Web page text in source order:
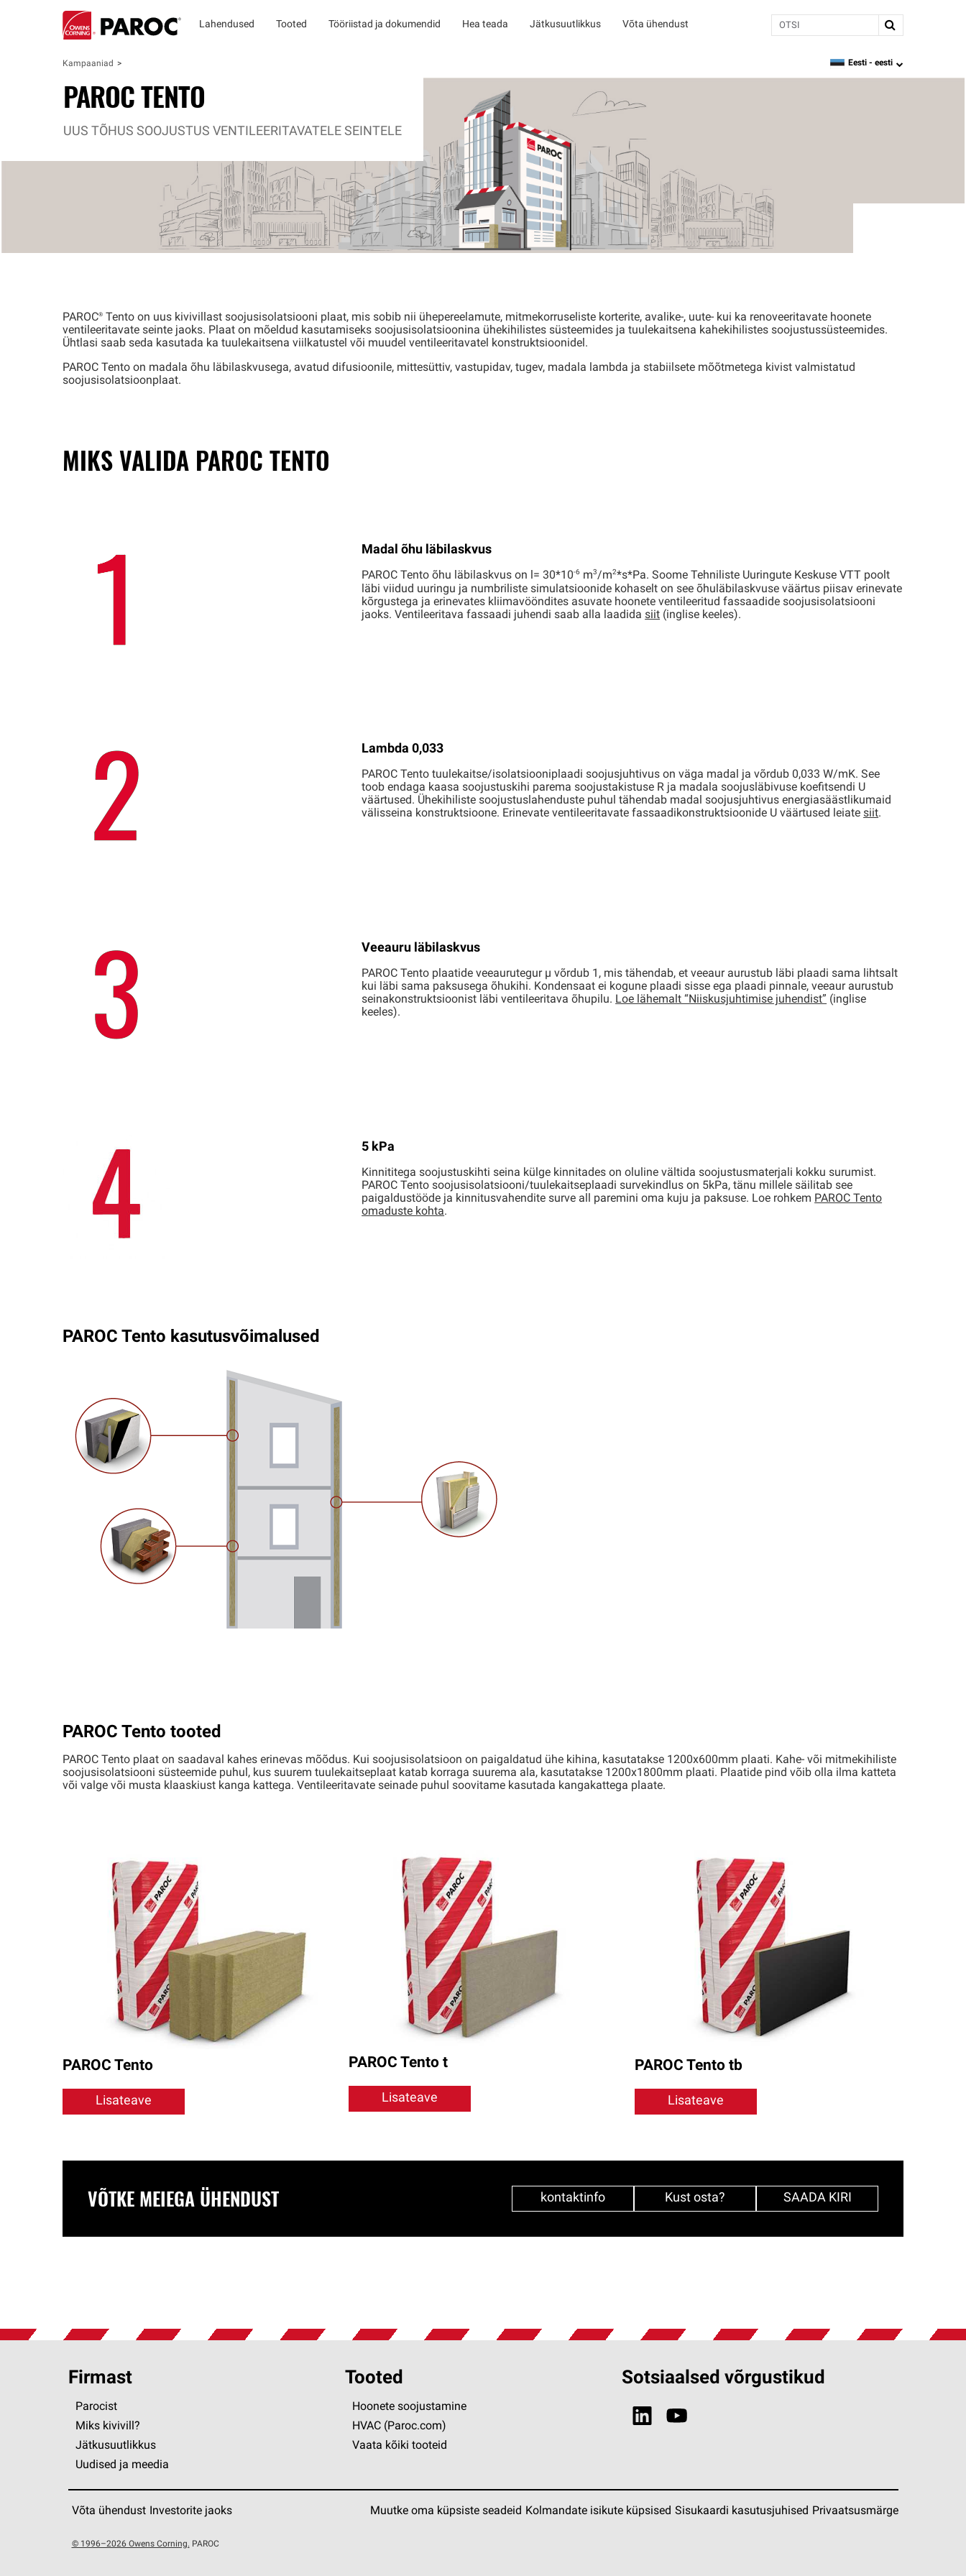
Lahendused Tooted Tööriistad ja dokumendid Hea teada Jätkusuutlikkus Võta ühendust Otsi
Kampaaniad language
Eesti - eesti
PAROC TENTO
UUS TÕHUS SOOJUSTUS VENTILEERITAVATELE SEINTELE
PAROC® Tento on uus kivivillast soojusisolatsiooni plaat, mis sobib nii ühepereelamute, mitmekorruseliste korterite, avalike-, uute- kui ka renoveeritavate hoonete
ventileeritavate seinte jaoks. Plaat on mõeldud kasutamiseks soojusisolatsioonina ühekihilistes süsteemides ja tuulekaitsena kahekihilistes soojustussüsteemides.
Ühtlasi saab seda kasutada ka tuulekaitsena viilkatustel või muudel ventileeritavatel konstruktsioonidel.
PAROC Tento on madala õhu läbilaskvusega, avatud difusioonile, mittesüttiv, vastupidav, tugev, madala lambda ja stabiilsete mõõtmetega kivist valmistatud
soojusisolatsioonplaat.
MIKS VALIDA PAROC TENTO
Madal õhu läbilaskvus
PAROC Tento õhu läbilaskvus on l= 30*10-6 m3/m2*s*Pa. Soome Tehniliste Uuringute Keskuse VTT poolt
läbi viidud uuringu ja numbriliste simulatsioonide kohaselt on see õhuläbilaskvuse väärtus piisav erinevate
kõrgustega ja erinevates kliimavööndites asuvate hoonete ventileeritud fassaadide soojusisolatsiooni
jaoks. Ventileeritava fassaadi juhendi saab alla laadida siit (inglise keeles).
Lambda 0,033
PAROC Tento tuulekaitse/isolatsiooniplaadi soojusjuhtivus on väga madal ja võrdub 0,033 W/mK. See
toob endaga kaasa soojustuskihi parema soojustakistuse R ja madala soojusläbivuse koefitsendi U
väärtused. Ühekihiliste soojustuslahenduste puhul tähendab madal soojusjuhtivus energiasäästlikumaid
välisseina konstruktsioone. Erinevate ventileeritavate fassaadikonstruktsioonide U väärtused leiate siit.
Veeauru läbilaskvus
PAROC Tento plaatide veeaurutegur µ võrdub 1, mis tähendab, et veeaur aurustub läbi plaadi sama lihtsalt
kui läbi sama paksusega õhukihi. Kondensaat ei kogune plaadi sisse ega plaadi pinnale, veeaur aurustub
seinakonstruktsioonist läbi ventileeritava õhupilu. Loe lähemalt “Niiskusjuhtimise juhendist” (inglise
keeles).
5 kPa
Kinnititega soojustuskihti seina külge kinnitades on oluline vältida soojustusmaterjali kokku surumist.
PAROC Tento soojusisolatsiooni/tuulekaitseplaadi survekindlus on 5kPa, tänu millele säilitab see
paigaldustööde ja kinnitusvahendite surve all paremini oma kuju ja paksuse. Loe rohkem PAROC Tento
omaduste kohta.
PAROC Tento kasutusvõimalused
PAROC Tento tooted
PAROC Tento plaat on saadaval kahes erinevas mõõdus. Kui soojusisolatsioon on paigaldatud ühe kihina, kasutatakse 1200x600mm plaati. Kahe- või mitmekihiliste
soojusisolatsiooni süsteemide puhul, kus suurem tuulekaitseplaat katab korraga suurema ala, kasutatakse 1200x1800mm plaati. Plaatide pind võib olla ilma katteta
või valge või musta klaaskiust kanga kattega. Ventileeritavate seinade puhul soovitame kasutada kangakattega plaate.
PAROC Tento
Lisateave
PAROC Tento t
Lisateave
PAROC Tento tb
Lisateave
VÕTKE MEIEGA ÜHENDUST kontaktinfo Kust osta? SAADA KIRI
Firmast
Parocist
Miks kivivill?
Jätkusuutlikkus
Uudised ja meedia
Tooted
Hoonete soojustamine
HVAC (Paroc.com)
Vaata kõiki tooteid
Sotsiaalsed võrgustikud
Võta ühendust Investorite jaoks Muutke oma küpsiste seadeid Kolmandate isikute küpsised Sisukaardi kasutusjuhised Privaatsusmärge
© 1996–2026 Owens Corning. PAROC